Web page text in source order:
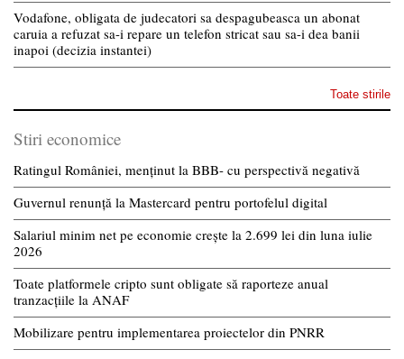
Vodafone, obligata de judecatori sa despagubeasca un abonat
caruia a refuzat sa-i repare un telefon stricat sau sa-i dea banii
inapoi (decizia instantei)
Toate stirile
Stiri economice
Ratingul României, menținut la BBB- cu perspectivă negativă
Guvernul renunță la Mastercard pentru portofelul digital
Salariul minim net pe economie crește la 2.699 lei din luna iulie
2026
Toate platformele cripto sunt obligate să raporteze anual
tranzacțiile la ANAF
Mobilizare pentru implementarea proiectelor din PNRR